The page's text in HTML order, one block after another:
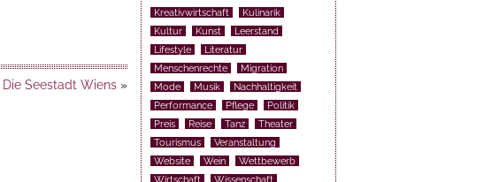
Seestadt Wiens »
Kreativwirtschaft
Kulinarik
Kultur
Kunst
Leerstand
Lifestyle
Literatur
Menschenrechte
Migration
Mode
Musik
Nachhaltigkeit
Performance
Pflege
Politik
Preis
Reise Tanz
Theater
Tourismus
Veranstaltung
Website
Wein
Wettbewerb
Wirtschaft
Wissenschaft